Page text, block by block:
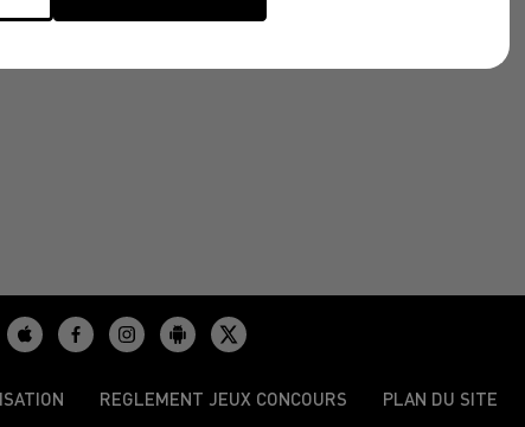
REGLEMENT JEUX CONCOURS PLAN DU SITE